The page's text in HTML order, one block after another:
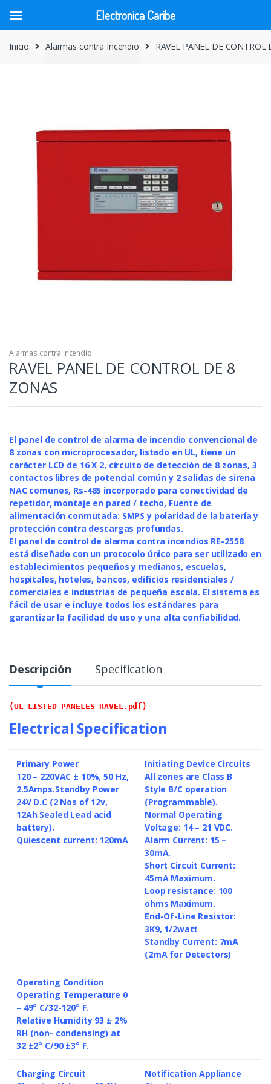
Inicio Alarmas contra Incendio RAVEL PANEL DE CONTROL
Alarmas contra Incendio
RAVEL PANEL DE CONTROL DE 8
ZONAS
El panel de control de alarma de incendio convencional de
8 zonas con microprocesador, listado en UL, tiene un
carácter LCD de 16 X 2, circuito de detección de 8 zonas, 3
contactos libres de potencial común y 2 salidas de sirena
NAC comunes, Rs-485 incorporado para conectividad de
repetidor, montaje en pared / techo, Fuente de
alimentación conmutada: SMPS y polaridad de la batería y
protección contra descargas profundas.
El panel de control de alarma contra incendios RE-2558
está diseñado con un protocolo único para ser utilizado en
establecimientos pequeños y medianos, escuelas,
hospitales, hoteles, bancos, edificios residenciales /
comerciales e industrias de pequeña escala. El sistema es
fácil de usar e incluye todos los estándares para
garantizar la facilidad de uso y una alta confiabilidad.
Descripción Specification
(UL LISTED PANELES RAVEL.pdf)
Electrical Specification
Primary Power
120 – 220VAC ± 10%, 50 Hz,
2.5Amps.Standby Power
24V D.C (2 Nos of 12v,
12Ah Sealed Lead acid
battery).
Quiescent current: 120mA
Initiating Device Circuits
All zones are Class B
Style B/C operation
(Programmable).
Normal Operating
Voltage: 14 – 21 VDC.
Alarm Current: 15 –
30mA.
Short Circuit Current:
45mA Maximum.
Loop resistance: 100
ohms Maximum.
End-Of-Line Resistor:
3K9, 1/2watt
Standby Current: 7mA
(2mA for Detectors)
Operating Condition
Operating Temperature 0
– 49° C/32-120° F.
Relative Humidity 93 ± 2%
RH (non- condensing) at
32 ±2° C/90 ±3° F.
Charging Circuit
Notification Appliance
Electronica Caribe